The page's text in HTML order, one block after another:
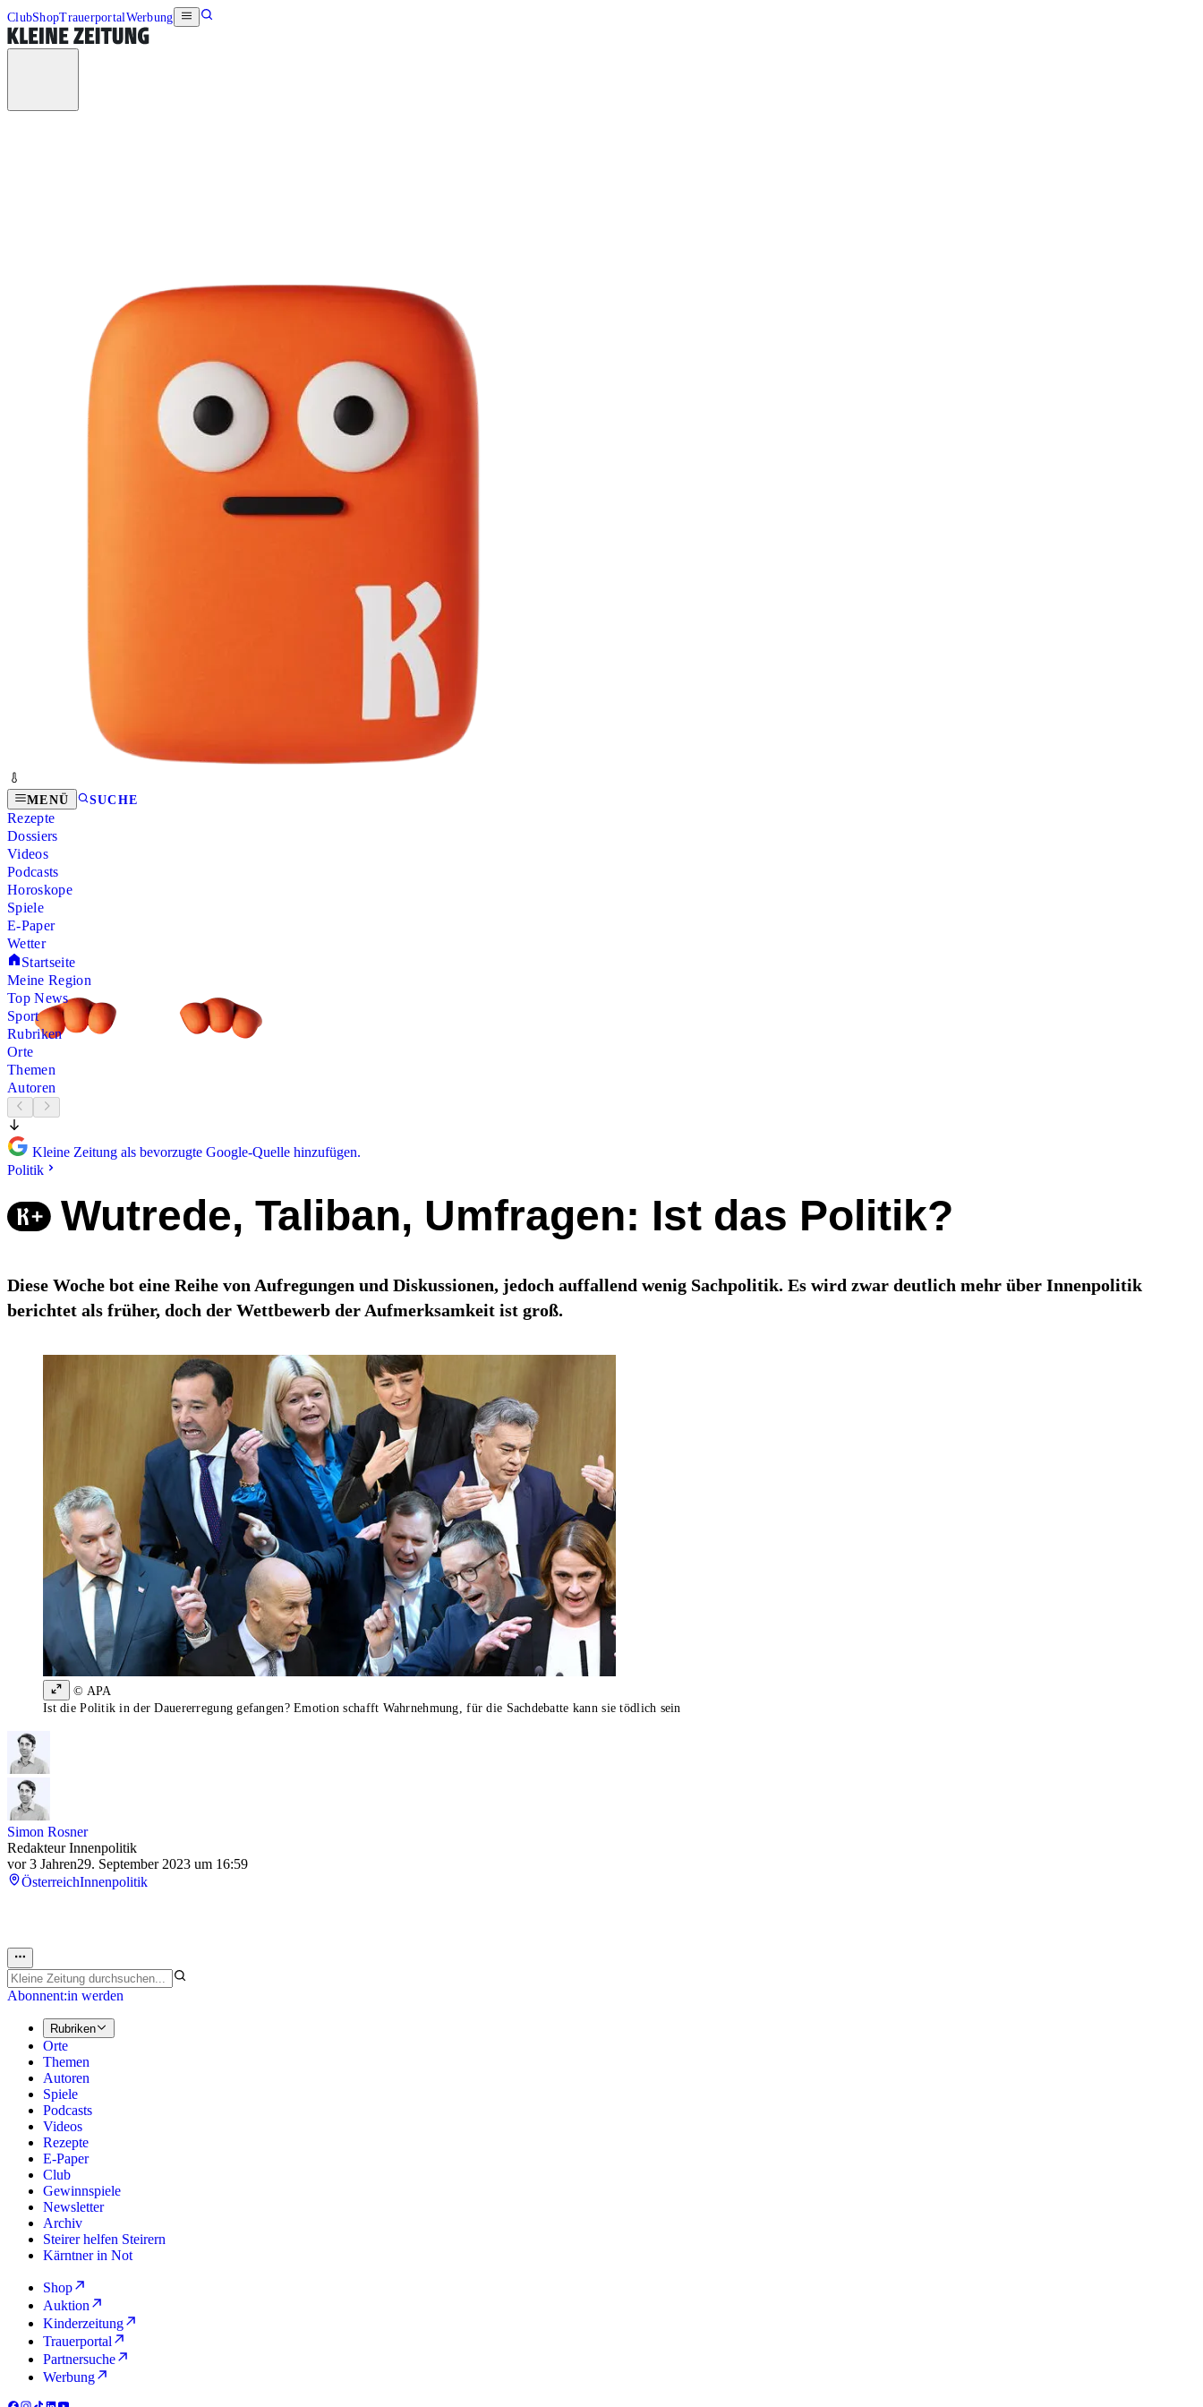
ClubShopTrauerportalWerbung
MENÜ SUCHE
Rezepte
Dossiers
Videos
Podcasts
Horoskope
Spiele
E-Paper
Wetter
Startseite
Meine Region
Top News
Sport
Rubriken
Orte
Themen
Autoren
Kleine Zeitung als bevorzugte Google-Quelle hinzufügen.
Politik
Wutrede, Taliban, Umfragen: Ist das Politik?
Diese Woche bot eine Reihe von Aufregungen und Diskussionen, jedoch auffallend wenig Sachpolitik. Es wird zwar deutlich mehr über Innenpolitik
berichtet als früher, doch der Wettbewerb der Aufmerksamkeit ist groß.
© APA
Ist die Politik in der Dauererregung gefangen? Emotion schafft Wahrnehmung, für die Sachdebatte kann sie tödlich sein
Simon Rosner
Redakteur Innenpolitik
vor 3 Jahren29. September 2023 um 16:59
ÖsterreichInnenpolitik
Abonnent:in werden
Rubriken
Orte
Themen
Autoren
Spiele
Podcasts
Videos
Rezepte
E-Paper
Club
Gewinnspiele
Newsletter
Archiv
Steirer helfen Steirern
Kärntner in Not
Shop
Auktion
Kinderzeitung
Trauerportal
Partnersuche
Werbung